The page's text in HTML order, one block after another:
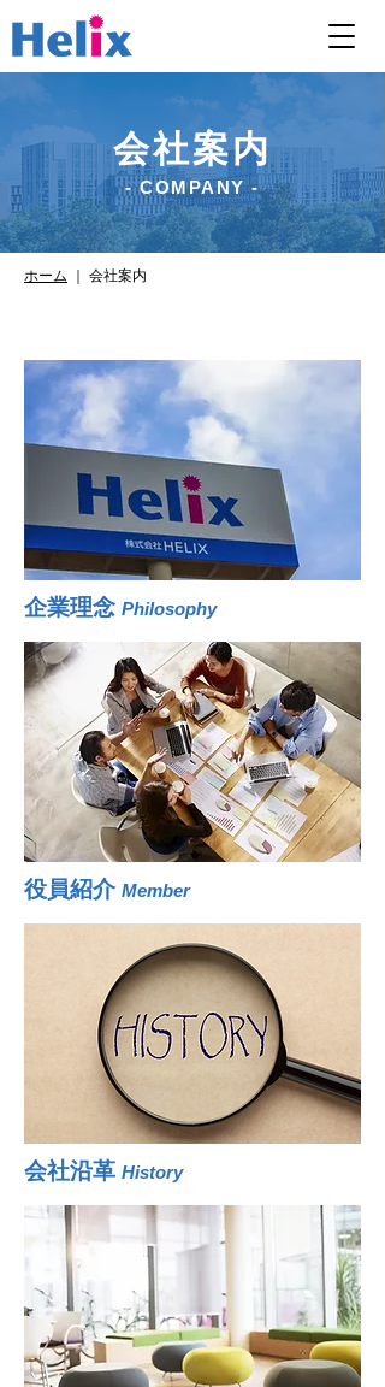
会社案内
- COMPANY -
ホーム ｜ 会社案内
企業理念 Philosophy
役員紹介 Member
会社沿革 History